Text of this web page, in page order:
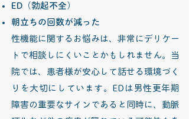
ED（勃起不全）
朝立ちの回数が減った
性機能に関するお悩みは、非常にデリケー
トで相談しにくいことかもしれません。当
院では、患者様が安心して話せる環境づく
りを大切にしています。EDは男性更年期
障害の重要なサインであると同時に、動脈